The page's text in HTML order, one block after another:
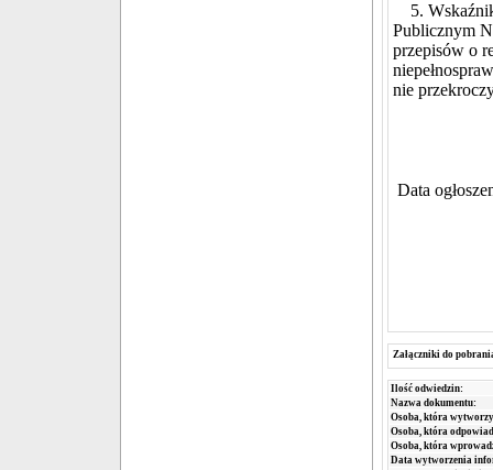
5. Wskaźnik
Publicznym
przepisów o
nie
Data
Załączniki do
Ilość odwiedzin:
Nazwa dokumentu:
Osoba, która
Osoba, która
Osoba, która
Data wytworzenia